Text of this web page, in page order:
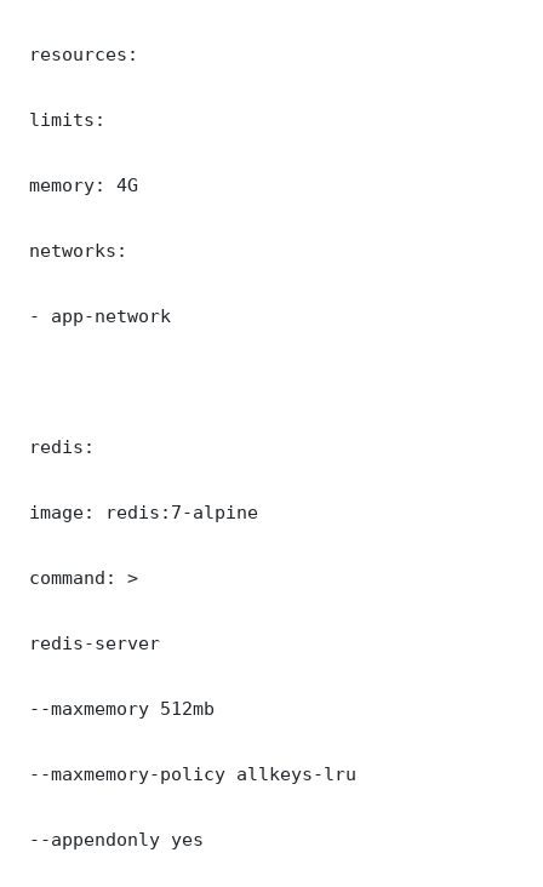
resources:
limits:
memory: 4G
networks:
- app-network
redis:
image: redis:7-alpine
command: >
redis-server
--maxmemory 512mb
--maxmemory-policy allkeys-lru
--appendonly yes